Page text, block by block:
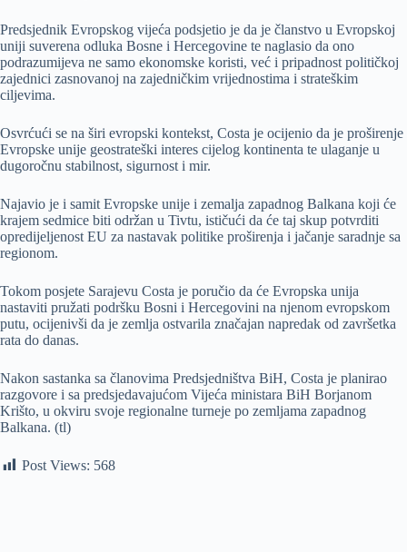
Predsjednik Evropskog vijeća podsjetio je da je članstvo u Evropskoj
uniji suverena odluka Bosne i Hercegovine te naglasio da ono
podrazumijeva ne samo ekonomske koristi, već i pripadnost političkoj
zajednici zasnovanoj na zajedničkim vrijednostima i strateškim
ciljevima.
Osvrćući se na širi evropski kontekst, Costa je ocijenio da je proširenje
Evropske unije geostrateški interes cijelog kontinenta te ulaganje u
dugoročnu stabilnost, sigurnost i mir.
Najavio je i samit Evropske unije i zemalja zapadnog Balkana koji će
krajem sedmice biti održan u Tivtu, ističući da će taj skup potvrditi
opredijeljenost EU za nastavak politike proširenja i jačanje saradnje sa
regionom.
Tokom posjete Sarajevu Costa je poručio da će Evropska unija
nastaviti pružati podršku Bosni i Hercegovini na njenom evropskom
putu, ocijenivši da je zemlja ostvarila značajan napredak od završetka
rata do danas.
Nakon sastanka sa članovima Predsjedništva BiH, Costa je planirao
razgovore i sa predsjedavajućom Vijeća ministara BiH Borjanom
Krišto, u okviru svoje regionalne turneje po zemljama zapadnog
Balkana. (tl)
Post Views: 568